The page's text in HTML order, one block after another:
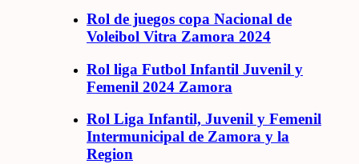
Rol de juegos copa Nacional de
Voleibol Vitra Zamora 2024
Rol liga Futbol Infantil Juvenil y
Femenil 2024 Zamora
Rol Liga Infantil, Juvenil y Femenil
Intermunicipal de Zamora y la
Region